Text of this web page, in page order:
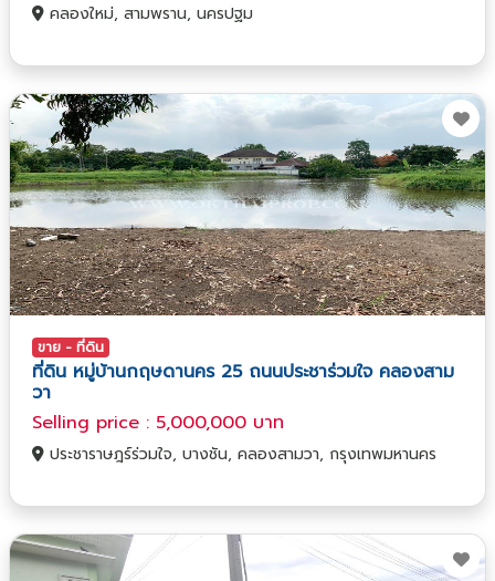
คลองใหม่, สามพราน, นครปฐม
ขาย - ที่ดิน
ที่ดิน หมู่บ้านกฤษดานคร 25 ถนนประชาร่วมใจ คลองสาม
วา
Selling price : 5,000,000 บาท
ประชาราษฎร์ร่วมใจ, บางชัน, คลองสามวา, กรุงเทพมหานคร